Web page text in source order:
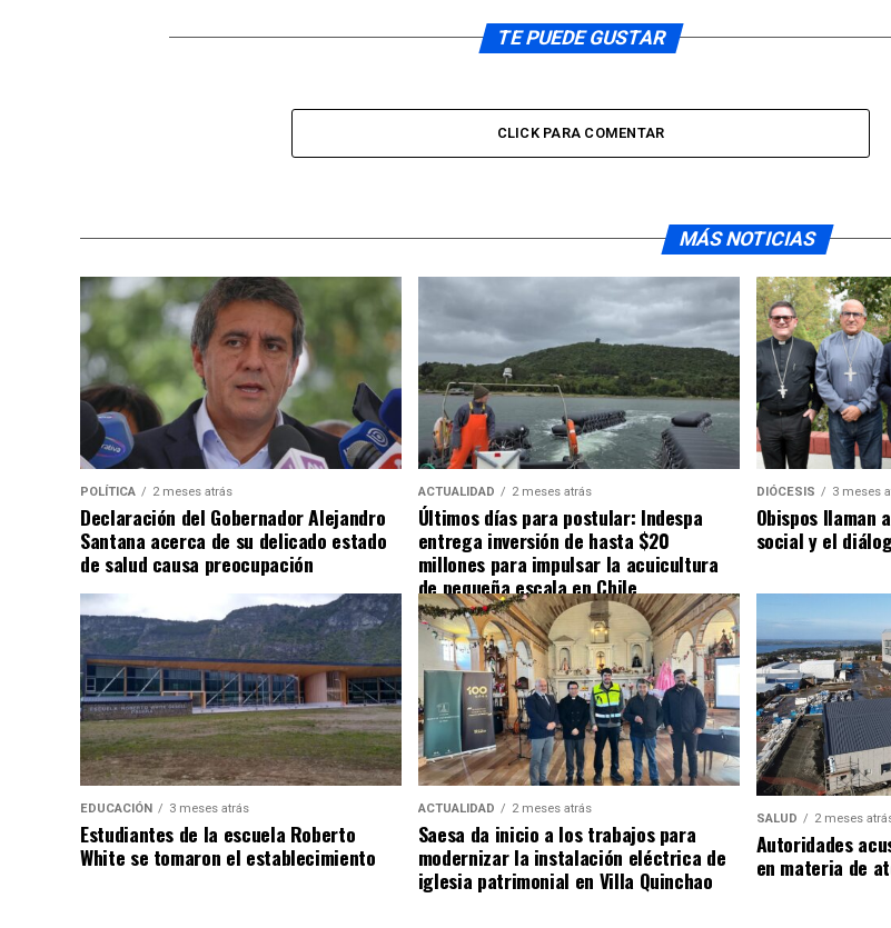
TE PUEDE GUSTAR
CLICK PARA COMENTAR
MÁS NOTICIAS
POLÍTICA 2 meses atrás
Declaración del Gobernador Alejandro
Santana acerca de su delicado estado
de salud causa preocupación
ACTUALIDAD 2 meses atrás
Últimos días para postular: Indespa
entrega inversión de hasta $20
millones para impulsar la acuicultura
de pequeña escala en Chile
DIÓCESIS 3 meses
Obispos llaman
social y el
EDUCACIÓN 3 meses atrás
Estudiantes de la escuela Roberto
White se tomaron el establecimiento
ACTUALIDAD 2 meses atrás
Saesa da inicio a los trabajos para
modernizar la instalación eléctrica de
iglesia patrimonial en Villa Quinchao
SALUD 2 meses
Autoridades
en materia de